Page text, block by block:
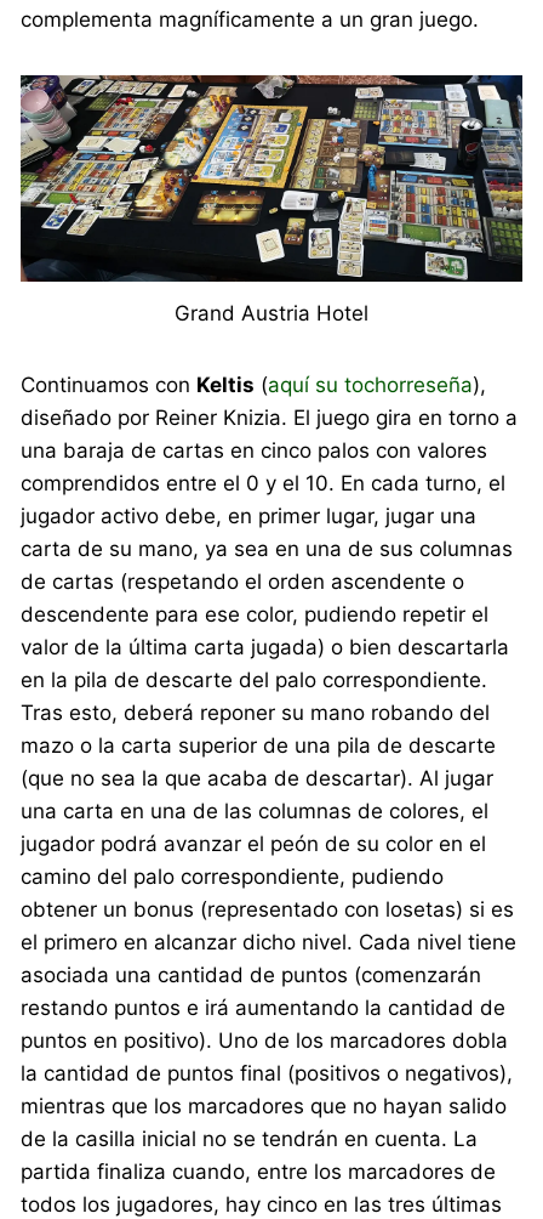
complementa magníficamente a un gran juego.
Grand Austria Hotel
Continuamos con Keltis (aquí su tochorreseña),
diseñado por Reiner Knizia. El juego gira en torno a
una baraja de cartas en cinco palos con valores
comprendidos entre el 0 y el 10. En cada turno, el
jugador activo debe, en primer lugar, jugar una
carta de su mano, ya sea en una de sus columnas
de cartas (respetando el orden ascendente o
descendente para ese color, pudiendo repetir el
valor de la última carta jugada) o bien descartarla
en la pila de descarte del palo correspondiente.
Tras esto, deberá reponer su mano robando del
mazo o la carta superior de una pila de descarte
(que no sea la que acaba de descartar). Al jugar
una carta en una de las columnas de colores, el
jugador podrá avanzar el peón de su color en el
camino del palo correspondiente, pudiendo
obtener un bonus (representado con losetas) si es
el primero en alcanzar dicho nivel. Cada nivel tiene
asociada una cantidad de puntos (comenzarán
restando puntos e irá aumentando la cantidad de
puntos en positivo). Uno de los marcadores dobla
la cantidad de puntos final (positivos o negativos),
mientras que los marcadores que no hayan salido
de la casilla inicial no se tendrán en cuenta. La
partida finaliza cuando, entre los marcadores de
todos los jugadores, hay cinco en las tres últimas